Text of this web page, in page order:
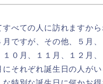
すべての人に訪れますか
月ですが、その他、５月、
１０月、１１月、１２月
にそれぞれ誕生日の人が